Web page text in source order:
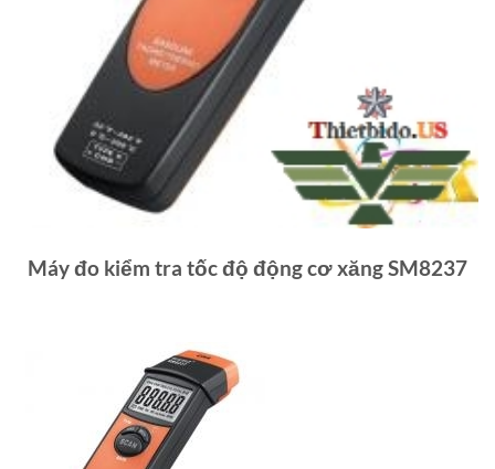
Máy đo kiểm tra tốc độ động cơ xăng SM8237